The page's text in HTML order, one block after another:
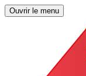
Ouvrir le menu